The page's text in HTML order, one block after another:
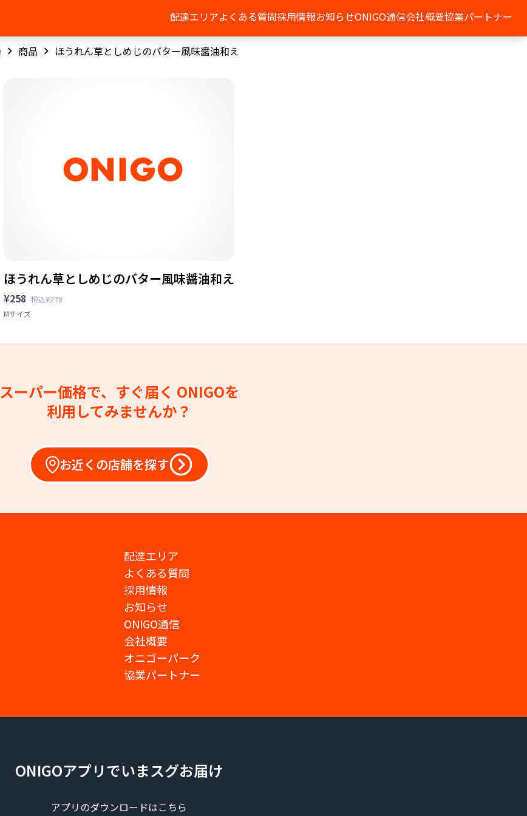
配達エリアよくある質問採用情報お知らせONIGO通信会社概要協業パートナー
商品 ほうれん草としめじのバター風味醤油和え
ほうれん草としめじのバター風味醤油和え
¥258 税込¥278
Mサイズ
スーパー価格で、すぐ届く ONIGOを
利用してみませんか？
お近くの店舗を探す
配達エリア
よくある質問
採用情報
お知らせ
ONIGO通信
会社概要
オニゴーパーク
協業パートナー
ONIGOアプリでいまスグお届け
アプリのダウンロードはこちら